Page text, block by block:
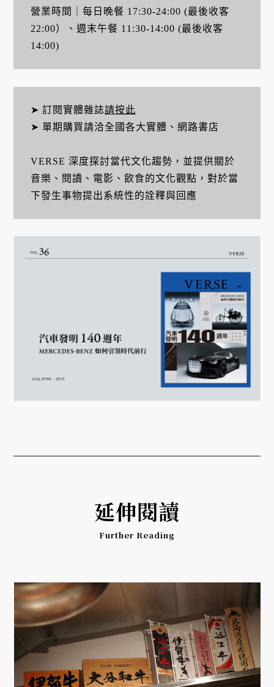
營業時間｜每日晚餐 17:30-24:00 (最後收客
22:00）、週末午餐 11:30-14:00 (最後收客
14:00)
➤ 訂閱實體雜誌請按此
➤ 單期購買請洽全國各大實體、網路書店
VERSE 深度探討當代文化趨勢，並提供關於
音樂、閱讀、電影、飲食的文化觀點，對於當
下發生事物提出系統性的詮釋與回應
延伸閱讀
Further Reading